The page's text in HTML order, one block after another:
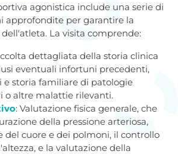
agonistica include una serie di
approfondite per garantire la
La visita comprende:
dettagliata della storia clinica
eventuali infortuni precedenti,
storia familiare di patologie
o altre malattie rilevanti.
: Valutazione fisica generale, che
della pressione arteriosa,
del cuore e dei polmoni, il controllo
e la valutazione della